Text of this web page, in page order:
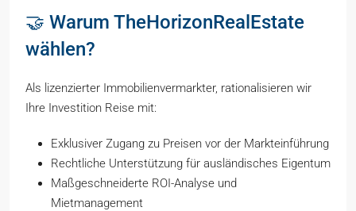
🤝 Warum TheHorizonRealEstate
wählen?
Als lizenzierter Immobilienvermarkter, rationalisieren wir
Ihre Investition Reise mit:
Exklusiver Zugang zu Preisen vor der Markteinführung
Rechtliche Unterstützung für ausländisches Eigentum
Maßgeschneiderte ROI-Analyse und
Mietmanagement